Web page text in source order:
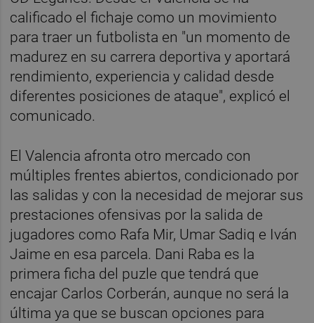
calificado el fichaje como un movimiento
para traer un futbolista en "un momento de
madurez en su carrera deportiva y aportará
rendimiento, experiencia y calidad desde
diferentes posiciones de ataque", explicó el
comunicado.
El Valencia afronta otro mercado con
múltiples frentes abiertos, condicionado por
las salidas y con la necesidad de mejorar sus
prestaciones ofensivas por la salida de
jugadores como Rafa Mir, Umar Sadiq e Iván
Jaime en esa parcela. Dani Raba es la
primera ficha del puzle que tendrá que
encajar Carlos Corberán, aunque no será la
última ya que se buscan opciones para